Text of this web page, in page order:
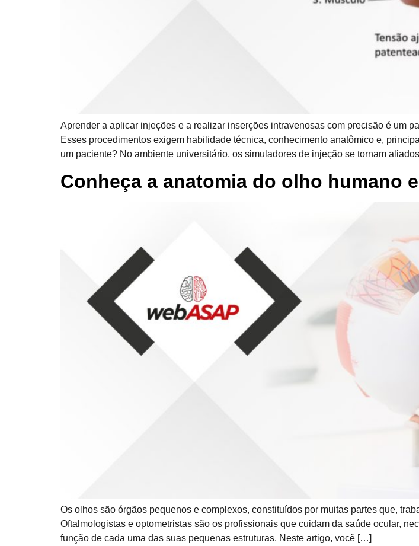
Aprender a aplicar injeções e a realizar inserções intravenosas com precisão é um
Esses procedimentos exigem habilidade técnica, conhecimento anatômico e,
um paciente? No ambiente universitário, os simuladores de injeção se tornam
Conheça a anatomia do olho humano
Os olhos são órgãos pequenos e complexos, constituídos por muitas partes que,
Oftalmologistas e optometristas são os profissionais que cuidam da saúde ocular,
função de cada uma das suas pequenas estruturas. Neste artigo, você […]